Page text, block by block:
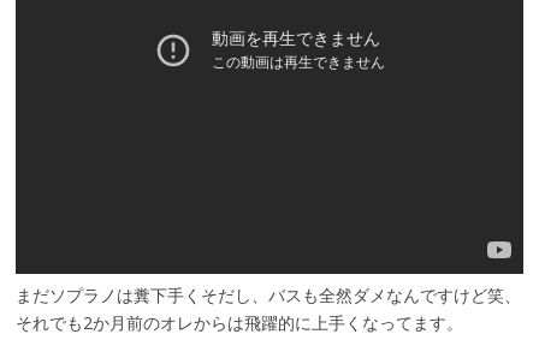
まだソプラノは糞下手くそだし、バスも全然ダメなんですけど笑、
それでも2か月前のオレからは飛躍的に上手くなってます。